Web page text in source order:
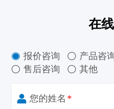
在
 报价咨询  产品咨
 售后咨询  其他
您的姓名 *